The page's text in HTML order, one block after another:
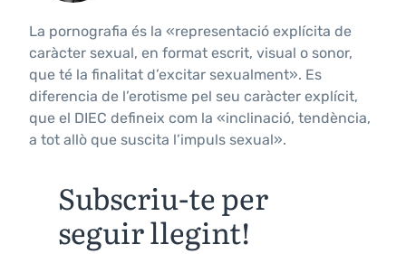
La pornografia és la «representació explícita de
caràcter sexual, en format escrit, visual o sonor,
que té la finalitat d’excitar sexualment». Es
diferencia de l’erotisme pel seu caràcter explícit,
que el DIEC defineix com la «inclinació, tendència,
a tot allò que suscita l’impuls sexual».
Subscriu-te per
seguir llegint!